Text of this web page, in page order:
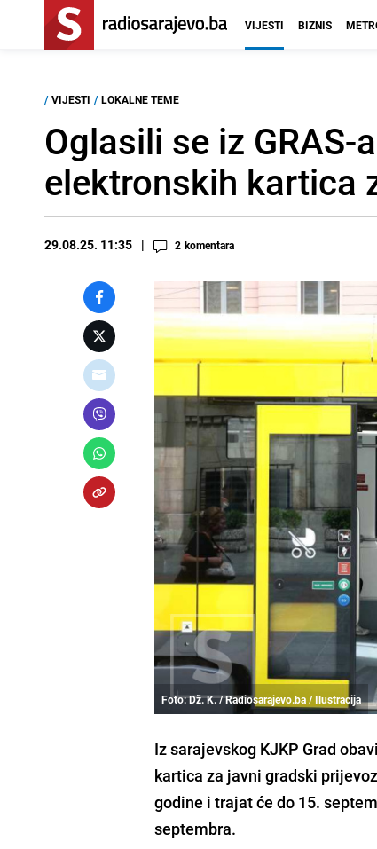
VIJESTI BIZNIS
/ VIJESTI / LOKALNE TEME
Oglasili se iz
elektronskih kartica
29.08.25. 11:35 2 komentara
Foto: Dž. K. / Radiosarajevo.ba / Ilustracija
Iz sarajevskog KJKP Grad
kartica za javni gradski
godine i trajat će do 15.
septembra.